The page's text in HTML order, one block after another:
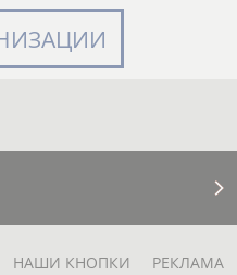
НАШИ КНОПКИ РЕКЛАМА